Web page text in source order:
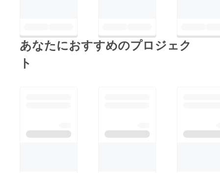
あなたにおすすめのプロジェク
ト